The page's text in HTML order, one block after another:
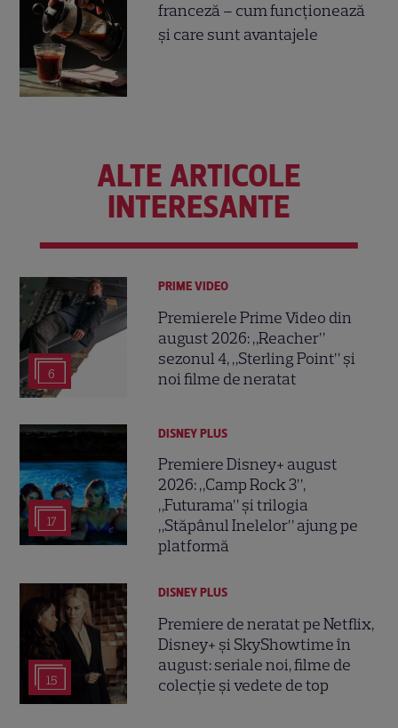
franceză – cum funcționează
și care sunt avantajele
ALTE ARTICOLE
INTERESANTE
6
PRIME VIDEO
Premierele Prime Video din
august 2026: „Reacher”
sezonul 4, „Sterling Point” și
noi filme de neratat
17
DISNEY PLUS
Premiere Disney+ august
2026: „Camp Rock 3”,
„Futurama” și trilogia
„Stăpânul Inelelor” ajung pe
platformă
15
DISNEY PLUS
Premiere de neratat pe Netflix,
Disney+ și SkyShowtime în
august: seriale noi, filme de
colecție și vedete de top